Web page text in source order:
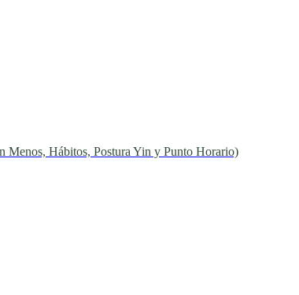
Menos, Hábitos, Postura Yin y Punto Horario)